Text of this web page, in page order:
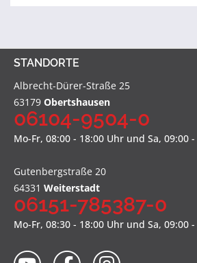
STANDORTE
Albrecht-Dürer-Straße 25
63179 Obertshausen
06104-9504-0
Mo-Fr, 08:00 - 18:00 Uhr und Sa, 09:00
Gutenbergstraße 20
64331 Weiterstadt
06151-785387-0
Mo-Fr, 08:30 - 18:00 Uhr und Sa, 09:00